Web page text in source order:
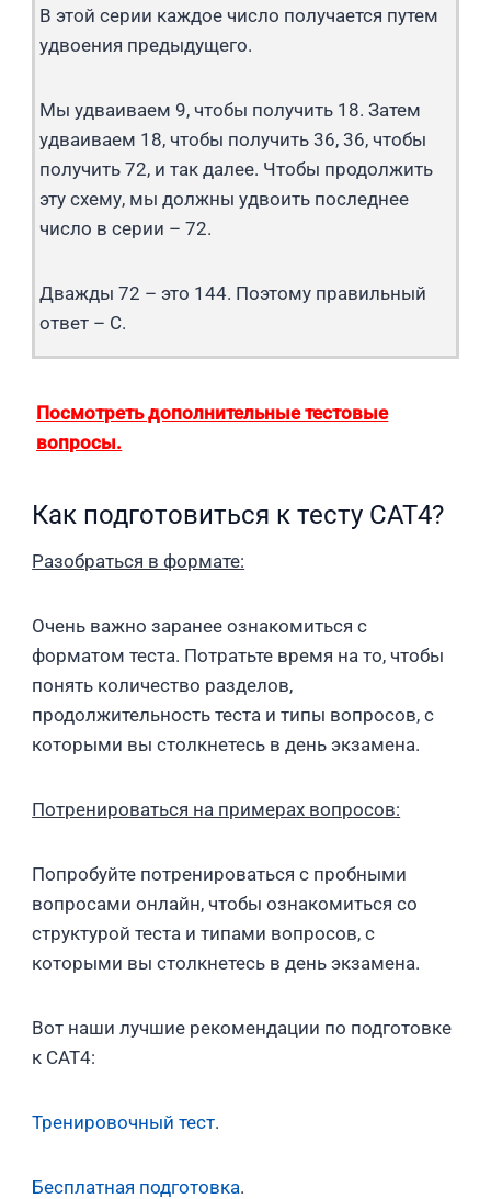
В этой серии каждое число получается путем
удвоения предыдущего.
Мы удваиваем 9, чтобы получить 18. Затем
удваиваем 18, чтобы получить 36, 36, чтобы
получить 72, и так далее. Чтобы продолжить
эту схему, мы должны удвоить последнее
число в серии – 72.
Дважды 72 – это 144. Поэтому правильный
ответ – C.
Посмотреть дополнительные тестовые
вопросы.
Как подготовиться к тесту CAT4?
Разобраться в формате:
Очень важно заранее ознакомиться с
форматом теста. Потратьте время на то, чтобы
понять количество разделов,
продолжительность теста и типы вопросов, с
которыми вы столкнетесь в день экзамена.
Потренироваться на примерах вопросов:
Попробуйте потренироваться с пробными
вопросами онлайн, чтобы ознакомиться со
структурой теста и типами вопросов, с
которыми вы столкнетесь в день экзамена.
Вот наши лучшие рекомендации по подготовке
к CAT4:
Тренировочный тест.
Бесплатная подготовка.